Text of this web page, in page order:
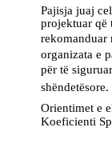
Pajisja juaj
projektuar që
rekomanduar
organizata e
për të
shëndetësore.
Orientimet e
Koeficienti